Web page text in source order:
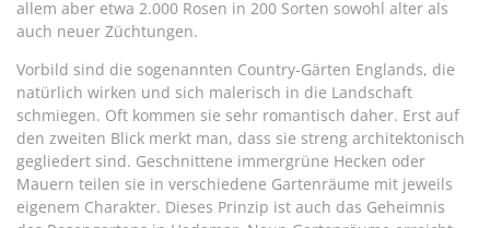
allem aber etwa 2.000 Rosen in 200 Sorten sowohl alter als
auch neuer Züchtungen.
Vorbild sind die sogenannten Country-Gärten Englands, die
natürlich wirken und sich malerisch in die Landschaft
schmiegen. Oft kommen sie sehr romantisch daher. Erst auf
den zweiten Blick merkt man, dass sie streng architektonisch
gegliedert sind. Geschnittene immergrüne Hecken oder
Mauern teilen sie in verschiedene Gartenräume mit jeweils
eigenem Charakter. Dieses Prinzip ist auch das Geheimnis